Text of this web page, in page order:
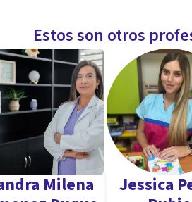
Estos son otros
Milena
Jessica